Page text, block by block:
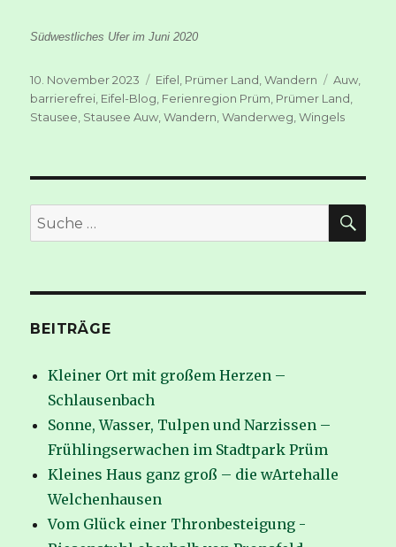
Südwestliches Ufer im Juni 2020
Veröffentlicht
am
10. November 2023 Kategorien
Eifel Prümer Land ,Wandern Auw
barrierefrei Eifel-Blog Ferienregion Prüm Prümer Land
Stausee Stausee Auw ,Wandern ,Wanderweg ,Wingels
Suche
nach:
BEITRÄGE
Kleiner Ort mit großem Herzen –
Schlausenbach
Sonne, Wasser, Tulpen und Narzissen –
Frühlingserwachen im Stadtpark Prüm
Kleines Haus ganz groß – die wArtehalle
Welchenhausen
Vom Glück einer Thronbesteigung -